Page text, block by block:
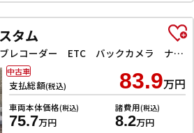
タム
G・Lパッケージ ドライブレコーダー ETC バックカメラ ナビ TV オートクルーズコントロール 衝突被害軽減システム オートライト スマートキー アイドリングストップ 電動格納ミラー ベンチシート CVT ESC
支払総額(税込) 83.9万円
車両本体価格(税込)
75.7万円
諸費用(税込)
8.2万円
中古車